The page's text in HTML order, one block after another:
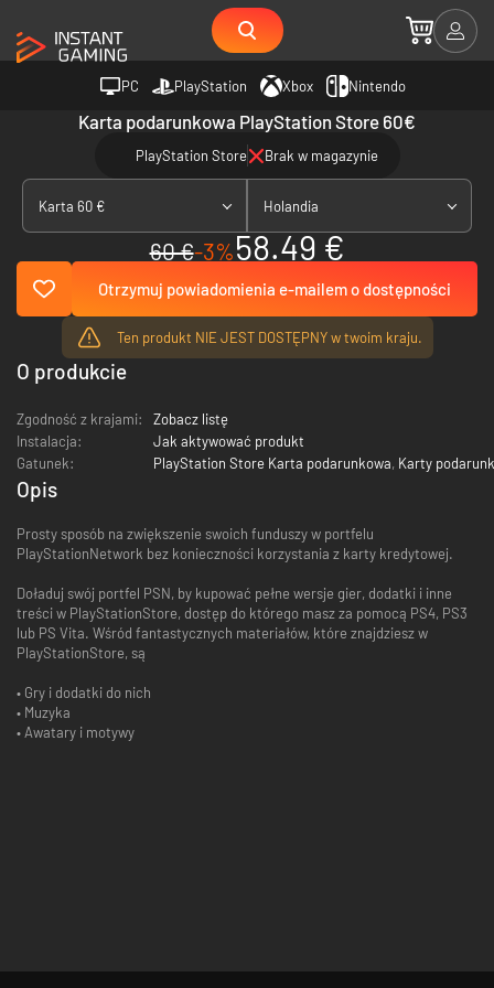
PC PlayStation Xbox Nintendo
Karta podarunkowa PlayStation Store 60€
PlayStation Store Brak w magazynie
Karta 60 € Holandia
60 €-3%58.49 €
Otrzymuj powiadomienia e-mailem o dostępności
Ten produkt NIE JEST DOSTĘPNY w twoim kraju.
O produkcie
Zgodność z krajami:
Zobacz listę
Instalacja:
Jak aktywować produkt
Gatunek:
PlayStation Store Karta podarunkowa, Karty
Opis
Prosty sposób na zwiększenie swoich funduszy w portfelu
PlayStationNetwork bez konieczności korzystania z karty kredytowej.
Doładuj swój portfel PSN, by kupować pełne wersje gier, dodatki i inne
treści w PlayStationStore, dostęp do którego masz za pomocą PS4, PS3
lub PS Vita. Wśród fantastycznych materiałów, które znajdziesz w
PlayStationStore, są
• Gry i dodatki do nich
• Muzyka
• Awatary i motywy